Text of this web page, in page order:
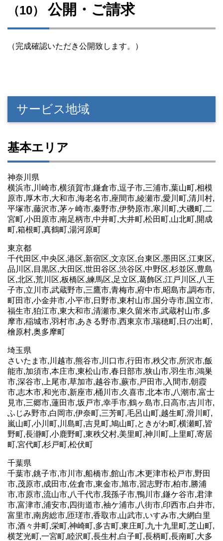
（10） 公開・ご請求
（完成確認いただき公開致します。）
サービス地域
基本エリア
神奈川県
横浜市,川崎市,横須賀市,鎌倉市,逗子市,三浦市,葉山町,相模
原市,厚木市,大和市,海老名市,座間市,綾瀬市,愛川町,清川村,
平塚市,藤沢市,茅ヶ崎市,秦野市,伊勢原市,寒川町,大磯町,二
宮町,小田原市,南足柄市,中井町,大井町,松田町,山北町,開成
町,箱根町,真鶴町,湯河原町
東京都
千代田区,中央区,港区,新宿区,文京区,台東区,墨田区,江東区,
品川区,目黒区,大田区,世田谷区,渋谷区,中野区,杉並区,豊島
区,北区,荒川区,板橋区,練馬区,足立区,葛飾区,江戸川区,八王
子市,立川市,武蔵野市,三鷹市,青梅市,府中市,昭島市,調布市,
町田市,小金井市,小平市,日野市,東村山市,国分寺市,国立市,
福生市,狛江市,東大和市,清瀬市,東久留米市,武蔵村山市,多
摩市,稲城市,羽村市,あきる野市,西東京市,瑞穂町,日の出町,
檜原村,奥多摩町
埼玉県
さいたま市,川越市,熊谷市,川口市,行田市,秩父市,所沢市,飯
能市,加須市,本庄市,東松山市,春日部市,狭山市,羽生市,鴻巣
市,深谷市,上尾市,草加市,越谷市,蕨市,戸田市,入間市,朝霞
市,志木市,和光市,新座市,桶川市,久喜市,北本市,八潮市,富士
見市,三郷市,蓮田市,坂戸市,幸手市,鶴ヶ島市,日高市,吉川市,
ふじみ野市,白岡市,伊奈町,三芳町,毛呂山町,越生町,滑川町,
嵐山町,小川町,川島町,吉見町,鳩山町,ときがわ町,横瀬町,皆
野町,長瀞町,小鹿野町,東秩父村,美里町,神川町,上里町,寄居
町,宮代町,杉戸町,松伏町
千葉県
千葉市,銚子市,市川市,船橋市,館山市,木更津市松戸市,野田
市,茂原市,成田市,佐倉市,東金市,旭市,習志野市,柏市,勝浦
市,市原市,流山市,八千代市,我孫子市,鴨川市,鎌ケ谷市,君津
市,富津市,浦安市,四街道市,袖ケ浦市,八街市,印西市,白井市,
富里市,南房総市,匝瑳市,香取市,山武市,いすみ市,大網白里
市,酒々井町,栄町,神崎町,多古町,東庄町,九十九里町,芝山町,
横芝光町,一宮町,睦沢町,長生村,白子町,長柄町,長南町,大多